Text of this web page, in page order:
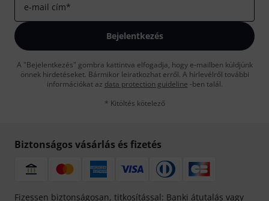
e-mail cím*
Bejelentkezés
A "Bejelentkezés" gombra kattintva elfogadja, hogy e-mailben küldjünk
önnek hirdetéseket. Bármikor leiratkozhat erről. A hírlevélről további
információkat az data protection guideline -ben talál.
* Kitöltés kötelező
Biztonságos vásárlás és fizetés
Fizessen biztonságosan, titkosítással: Banki átutalás vagy